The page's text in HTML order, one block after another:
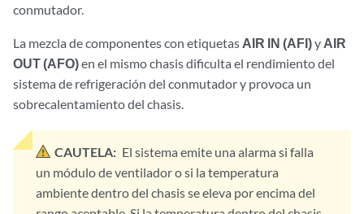
conmutador.
La mezcla de componentes con etiquetas AIR IN (AFI)y AIR
OUT (AFO)en el mismo chasis dificulta el rendimiento del
sistema de refrigeración del conmutador y provoca un
sobrecalentamiento del chasis.
CAUTELA: El sistema emite una alarma si falla
un módulo de ventilador o si la temperatura
ambiente dentro del chasis se eleva por encima del